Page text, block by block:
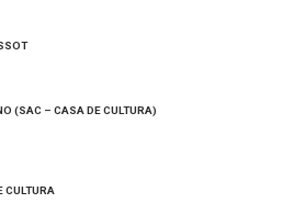
(SAC – CASA DE CULTURA)
CULTURA